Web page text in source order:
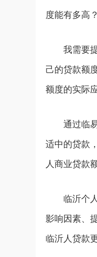
度能有多高
我需要
己的贷款额
额度的实际
通过临
适中的贷款
人商业贷款
临沂个
影响因素、
临沂人贷款